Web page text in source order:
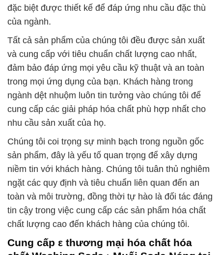
đặc biệt được thiết kế để đáp ứng nhu cầu đặc thù
của ngành.
Tất cả sản phẩm của chúng tôi đều được sản xuất
và cung cấp với tiêu chuẩn chất lượng cao nhất,
đảm bảo đáp ứng mọi yêu cầu kỹ thuật và an toàn
trong mọi ứng dụng của bạn. Khách hàng trong
ngành dệt nhuộm luôn tin tưởng vào chúng tôi để
cung cấp các giải pháp hóa chất phù hợp nhất cho
nhu cầu sản xuất của họ.
Chúng tôi coi trọng sự minh bạch trong nguồn gốc
sản phẩm, đây là yếu tố quan trọng để xây dựng
niềm tin với khách hàng. Chúng tôi tuân thủ nghiêm
ngặt các quy định và tiêu chuẩn liên quan đến an
toàn và môi trường, đồng thời tự hào là đối tác đáng
tin cậy trong việc cung cấp các sản phẩm hóa chất
chất lượng cao đến khách hàng của chúng tôi.
Cung cấp ε thương mại hóa chất hóa